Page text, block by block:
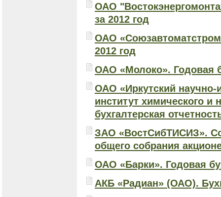
ОАО
за 2012 год
ОАО
2012 год
ОАО «Молоко». Годовая
ОАО «Иркутский научно-
институт химического
бухгалтерская
ЗАО «ВостСибТИСИЗ».
общего собрания
ОАО «Барки». Годовая
АКБ «Радиан» (ОАО).